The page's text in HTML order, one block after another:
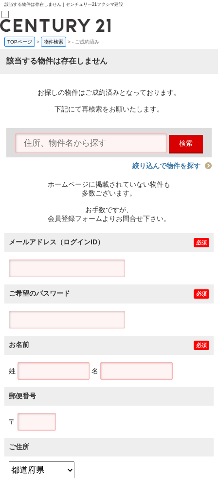
該当する物件は存在しません｜センチュリー21フクシマ建設
売買部
0120-800-844
賃貸部
会員メニュー
物件を探す
購入TOP
条件から探す
住宅ローン控除シミュレータ
TOPページ > 物件検索 >- ご成約済み
該当する物件は存在しません
お探しの物件はご成約済みとなっております。
下記にて再検索をお願いたします。
検索
絞り込んで物件を探す
ホームページに掲載されていない物件も
多数ございます。
お手数ですが、
会員登録フォームよりお問合せ下さい。
メールアドレス（ログインID） 必須
ご希望のパスワード 必須
お名前 必須
姓 名
郵便番号
〒
ご住所